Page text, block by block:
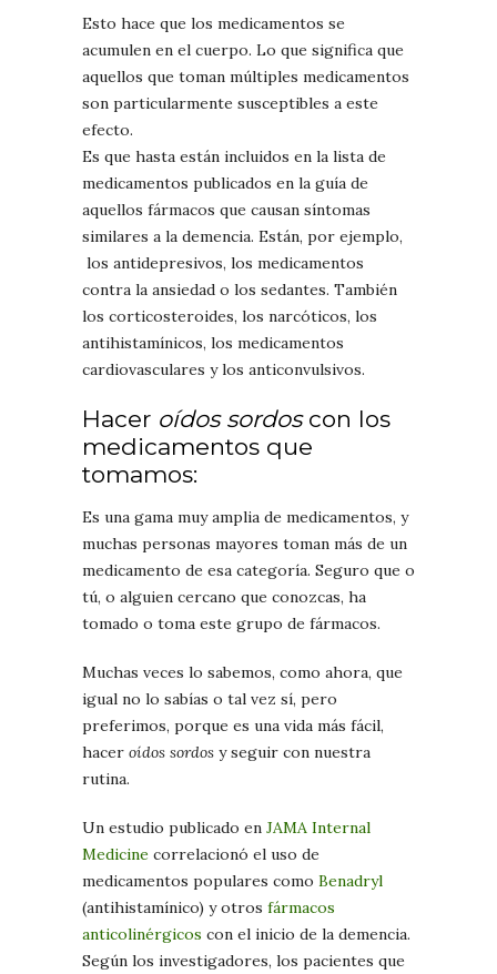
Esto hace que los medicamentos se
acumulen en el cuerpo. Lo que significa que
aquellos que toman múltiples medicamentos
son particularmente susceptibles a este
efecto.
Es que hasta están incluidos en la lista de
medicamentos publicados en la guía de
aquellos fármacos que causan síntomas
similares a la demencia. Están, por ejemplo,
los antidepresivos, los medicamentos
contra la ansiedad o los sedantes. También
los corticosteroides, los narcóticos, los
antihistamínicos, los medicamentos
cardiovasculares y los anticonvulsivos.
Hacer oídos sordos con los
medicamentos que
tomamos:
Es una gama muy amplia de medicamentos, y
muchas personas mayores toman más de un
medicamento de esa categoría. Seguro que o
tú, o alguien cercano que conozcas, ha
tomado o toma este grupo de fármacos.
Muchas veces lo sabemos, como ahora, que
igual no lo sabías o tal vez sí, pero
preferimos, porque es una vida más fácil,
hacer oídos sordos y seguir con nuestra
rutina.
Un estudio publicado en JAMA Internal
Medicine correlacionó el uso de
medicamentos populares como Benadryl
(antihistamínico) y otros fármacos
anticolinérgicos con el inicio de la demencia.
Según los investigadores, los pacientes que